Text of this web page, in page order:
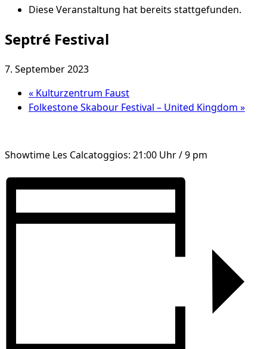
Diese Veranstaltung hat bereits stattgefunden.
Septré Festival
7. September 2023
« Kulturzentrum Faust
Folkestone Skabour Festival – United Kingdom »
Showtime Les Calcatoggios: 21:00 Uhr / 9 pm